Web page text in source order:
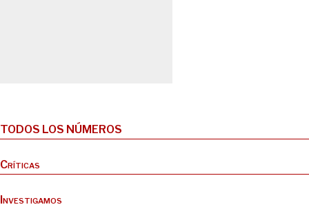
TODOS LOS NÚMEROS
Críticas
Investigamos